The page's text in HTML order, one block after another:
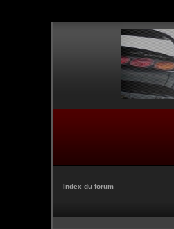
Index du forum